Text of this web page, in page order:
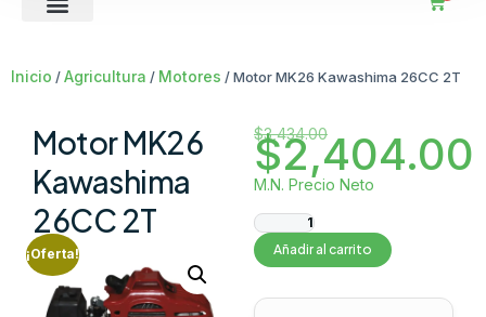
Inicio /Agricultura / Motores / Motor MK26 Kawashima 26CC 2T
Motor MK26
Kawashima
26CC 2T
¡Oferta!
$3,434.00
$2,404.00
M.N. Precio Neto
Añadir al carrito